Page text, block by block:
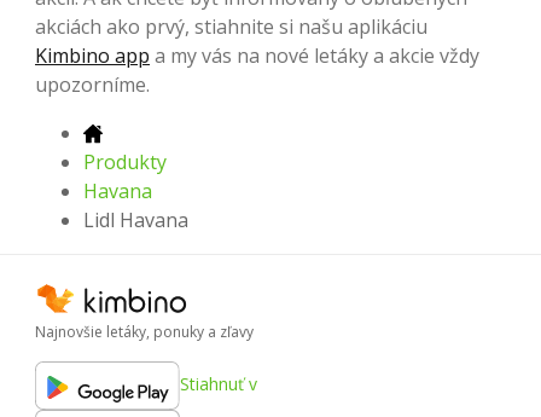
akciách ako prvý, stiahnite si našu aplikáciu
Kimbino app a my vás na nové letáky a akcie vždy
upozorníme.
Produkty
Havana
Lidl Havana
Najnovšie letáky, ponuky a zľavy
Stiahnuť v